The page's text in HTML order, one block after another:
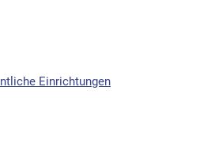
Einrichtungen